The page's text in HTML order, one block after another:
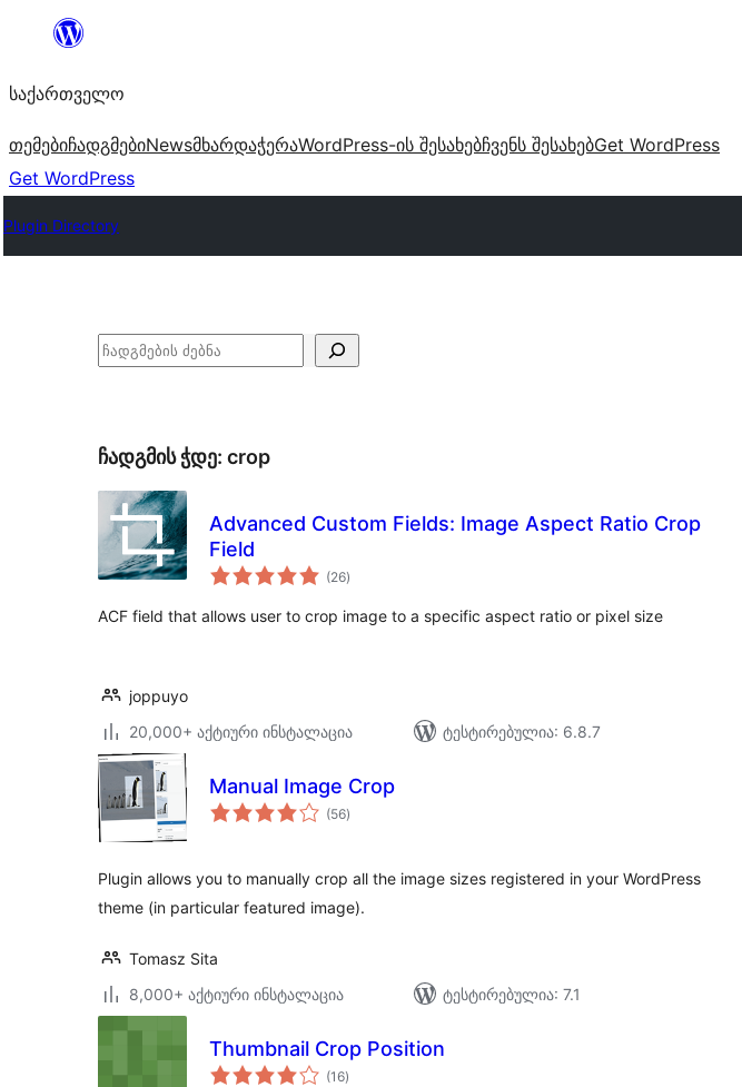
შიგთავსზე
საქართველო
თემებიჩადგმებიNewsმხარდაჭერაWordPress-ის შესახებჩვენს შესახებGet WordPress
Get WordPress
Plugin Directory
ძებნა
ჩადგმის ჭდე: crop
Advanced Custom Fields: Image Aspect Ratio Crop
Field
(26საერთო
რეიტინგი
)
ACF field that allows user to crop image to a specific aspect ratio or pixel size
joppuyo
20,000+ აქტიური ინსტალაცია
ტესტირებულია: 6.8.7
Manual Image Crop
(56საერთო
რეიტინგი
)
Plugin allows you to manually crop all the image sizes registered in your WordPress
theme (in particular featured image).
Tomasz Sita
8,000+ აქტიური ინსტალაცია
ტესტირებულია: 7.1
Thumbnail Crop Position
(16საერთო
რეიტინგი
)